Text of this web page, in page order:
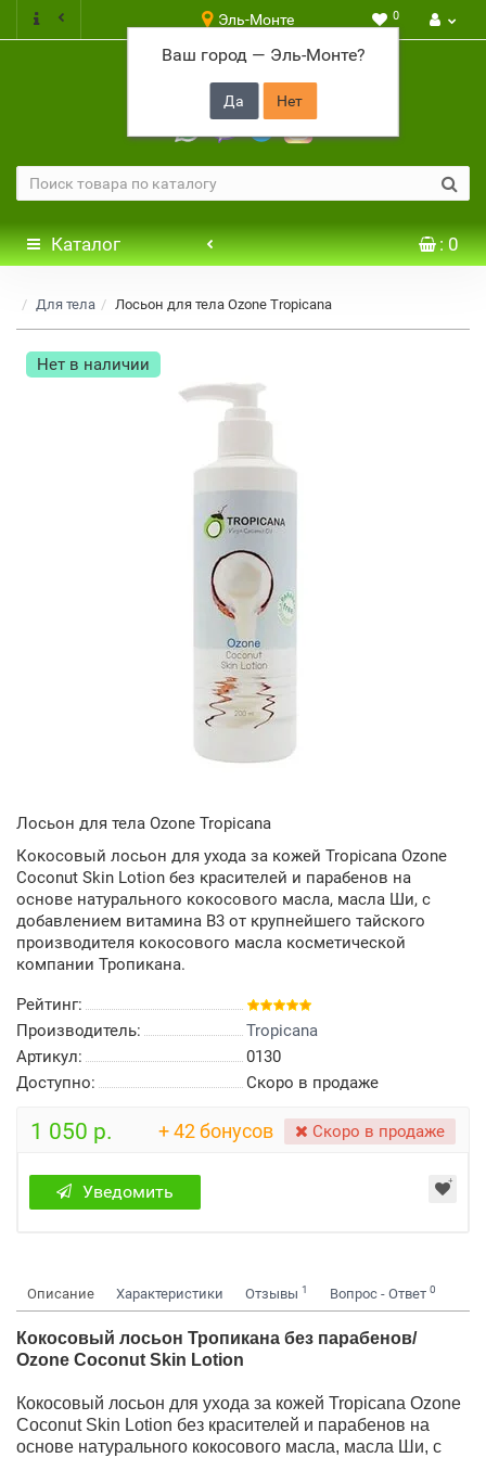
Эль-Монте
Ваш город — Эль-Монте?
0
+7 917 646 65 48
Каталог : 0
Для тела Лосьон для тела Ozone Tropicana
Нет в наличии
Лосьон для тела Ozone Tropicana
Кокосовый лосьон для ухода за кожей Tropicana Ozone
Coconut Skin Lotion без красителей и парабенов на
основе натурального кокосового масла, масла Ши, с
добавлением витамина В3 от крупнейшего тайского
производителя кокосового масла косметической
компании Тропикана.
Рейтинг:
Производитель:
Tropicana
Артикул:
0130
Доступно:
Скоро в продаже
1 050 р. + 42 бонусов Скоро в продаже
Уведомить
Описание Характеристики Отзывы 1 Вопрос - Ответ 0
Кокосовый лосьон Тропикана без парабенов/
Ozone Coconut Skin Lotion
Кокосовый лосьон для ухода за кожей Tropicana Ozone
Coconut Skin Lotion без красителей и парабенов на
основе натурального кокосового масла, масла Ши, с